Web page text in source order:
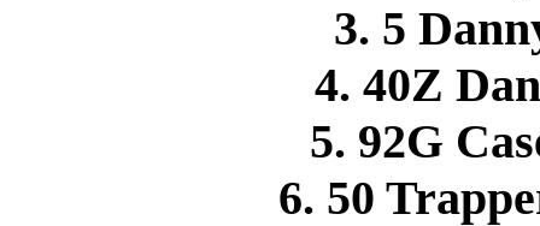
3. 5
4. 40Z
5. 92G
6. 50